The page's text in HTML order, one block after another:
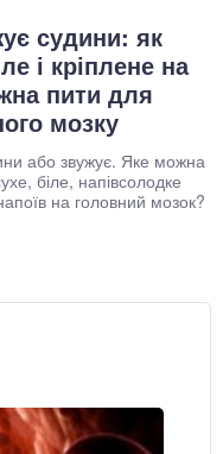
судини: як
і кріплене на
пити для
мозку
або звужує. Яке можна
біле, напівсолодке
на головний мозок?